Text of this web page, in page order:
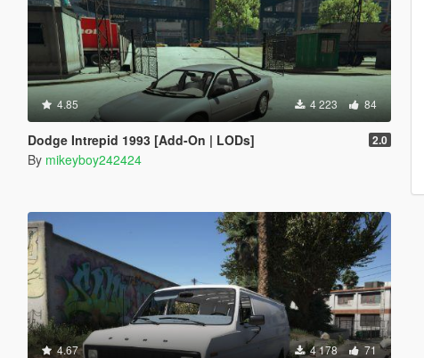
4.85 4 223 84
Dodge Intrepid 1993 [Add-On | LODs] 2.0
By mikeyboy242424
4.67 4 178 71